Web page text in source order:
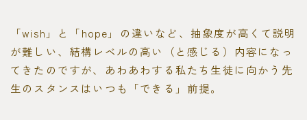
「wish」と「hope」の違いなど、抽象度が高くて説明
が難しい、結構レベルの高い（と感じる）内容になっ
てきたのですが、あわあわする私たち生徒に向かう先
生のスタンスはいつも「できる」前提。